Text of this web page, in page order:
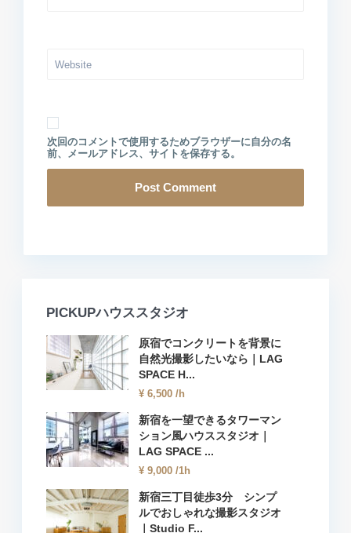
次回のコメントで使用するためブラウザーに自分の名
前、メールアドレス、サイトを保存する。
PICKUPハウススタジオ
原宿でコンクリートを背景に
自然光撮影したいなら｜LAG
SPACE H...
¥ 6,500 /h
新宿を一望できるタワーマン
ション風ハウススタジオ｜
LAG SPACE ...
¥ 9,000 /1h
新宿三丁目徒歩3分 シンプ
ルでおしゃれな撮影スタジオ
｜Studio F...